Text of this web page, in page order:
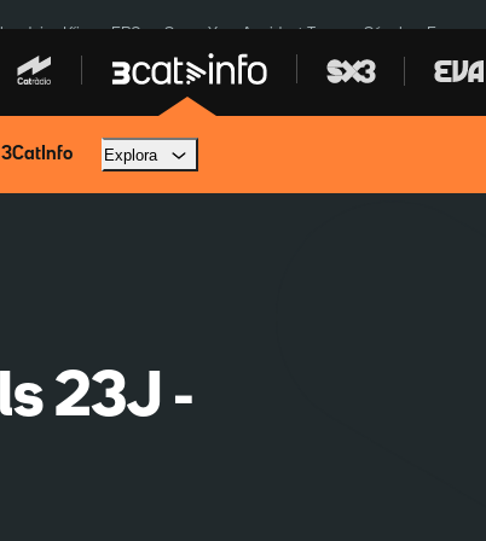
Kíiv ERC SpaceX Accident Tona Sánchez Europa
3CatInfo Explora
23J -